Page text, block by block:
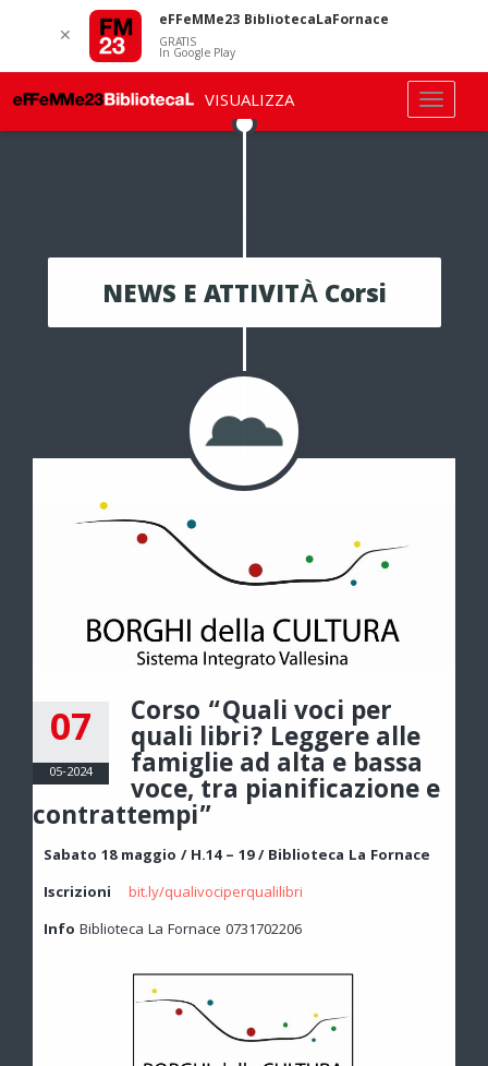
NEWS E ATTIVITÀ Corsi
07
05-2024
Corso “Quali voci per
quali libri? Leggere alle
famiglie ad alta e bassa
voce, tra pianificazione e
contrattempi”
Sabato 18 maggio / H.14 – 19 / Biblioteca La Fornace
Iscrizioni
bit.ly/qualivociperqualilibri
Info Biblioteca La Fornace 0731702206
✕
eFFeMMe23 BibliotecaLaFornace
GRATIS
In Google Play
VISUALIZZA